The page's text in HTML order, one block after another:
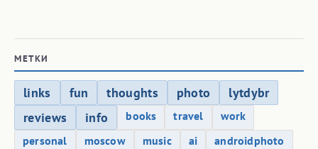
МЕТКИ
links fun thoughts photo
lytdybr
reviews
info books travel
work
personal
moscow music ai
androidphoto